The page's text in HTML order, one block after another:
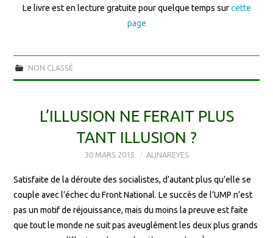
Le livre est en lecture gratuite pour quelque temps surcette
page
NON CLASSÉ
L’ILLUSION NE FERAIT PLUS
TANT ILLUSION ?
30 MARS 2015 ALINAREYES
Satisfaite de la déroute des socialistes, d’autant plus qu’elle se
couple avec l’échec du Front National. Le succès de l’UMP n’est
pas un motif de réjouissance, mais du moins la preuve est faite
que tout le monde ne suit pas aveuglément les deux plus grands